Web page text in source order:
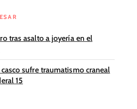
tras asalto a joyería en el
sufre traumatismo craneal
15